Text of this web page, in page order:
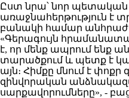
Ըստ նրա՝ նոր
առաջնահերթություն է
բանակի համար
«Գերագույն
է, որ մենք ապրում
տարածքում և պետք է
այն։ Հիմքը մնում է
զինվորական
սարքավորումները», -